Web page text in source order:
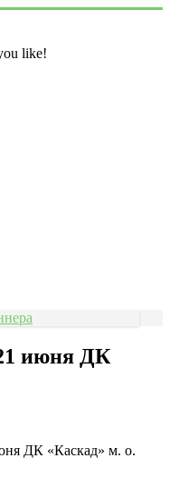
like!
июня ДК
ДК «Каскад» м. о.